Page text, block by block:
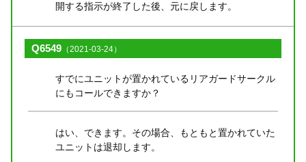
開する指示が終了した後、元に戻します。
Q6549 （2021-03-24）
すでにユニットが置かれているリアガードサークル
にもコールできますか？
はい、できます。その場合、もともと置かれていた
ユニットは退却します。